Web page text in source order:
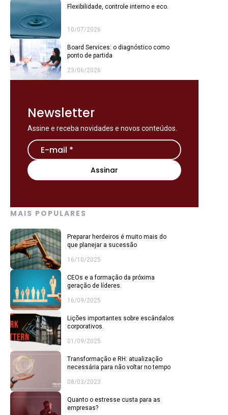
Flexibilidade, controle interno e eco.
10/07/2026
Board Services: o diagnóstico como
ponto de partida
23/06/2026
Newsletter
Assine e receba novidades e novos conteúdos.
MAIS POPULARES
Preparar herdeiros é muito mais do
que planejar a sucessão
16/10/2025
CEOs e a formação da próxima
geração de líderes.
16/09/2025
Lições importantes sobre escândalos
corporativos.
01/09/2025
Transformação e RH: atualização
necessária para não voltar no tempo
08/03/2023
Quanto o estresse custa para as
empresas?